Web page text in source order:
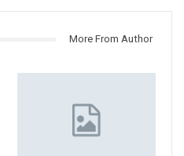
More From Author